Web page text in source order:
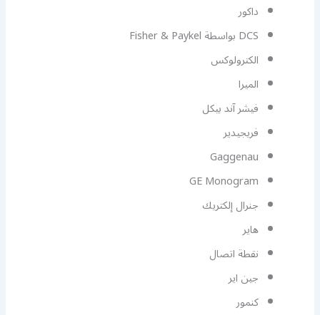
داكور
DCS بواسطة Fisher & Paykel
الكترولوكس
الميرا
فيشر آند بيكل
فريجيدير
Gaggenau
GE Monogram
جنرال إلكتريك
هاير
نقطة اتصال
جين اير
كنمور